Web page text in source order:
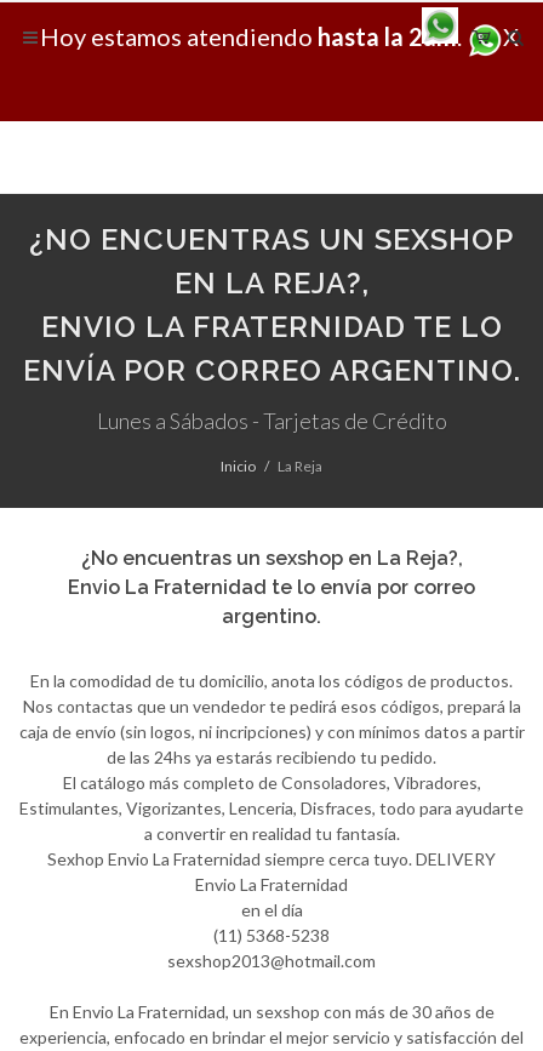
X
Hoy estamos atendiendo hasta la 2am.
¿NO ENCUENTRAS UN SEXSHOP
EN LA REJA?,
ENVIO LA FRATERNIDAD TE LO
ENVÍA POR CORREO ARGENTINO.
Lunes a Sábados - Tarjetas de Crédito
Inicio La Reja
¿No encuentras un sexshop en La Reja?,
Envio La Fraternidad te lo envía por correo
argentino.
En la comodidad de tu domicilio, anota los códigos de productos.
Nos contactas que un vendedor te pedirá esos códigos, prepará la
caja de envío (sin logos, ni incripciones) y con mínimos datos a partir
de las 24hs ya estarás recibiendo tu pedido.
El catálogo más completo de Consoladores, Vibradores,
Estimulantes, Vigorizantes, Lenceria, Disfraces, todo para ayudarte
a convertir en realidad tu fantasía.
Sexhop Envio La Fraternidad siempre cerca tuyo. DELIVERY
Envio La Fraternidad
en el día
(11) 5368-5238
sexshop2013@hotmail.com
En Envio La Fraternidad, un sexshop con más de 30 años de
experiencia, enfocado en brindar el mejor servicio y satisfacción del